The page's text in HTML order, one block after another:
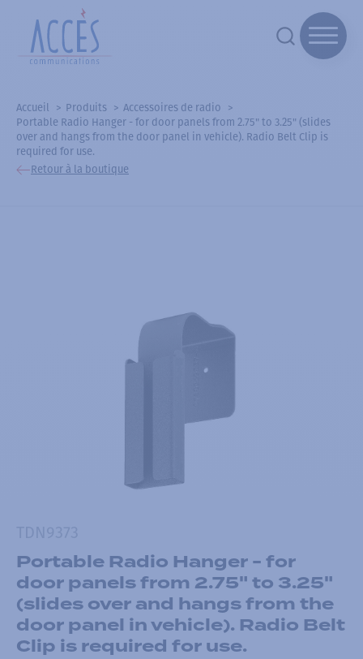
Accueil Produits
Accessoires de radio
Portable Radio Hanger - for door panels from 2.75" to 3.25" (slides
over and hangs from the door panel in vehicle). Radio Belt Clip is
required for use.
Retour à la boutique
Portable Radio Hanger - for
door panels from 2.75" to 3.25"
(slides over and hangs from the
door panel in vehicle). Radio Belt
Clip is required for use.